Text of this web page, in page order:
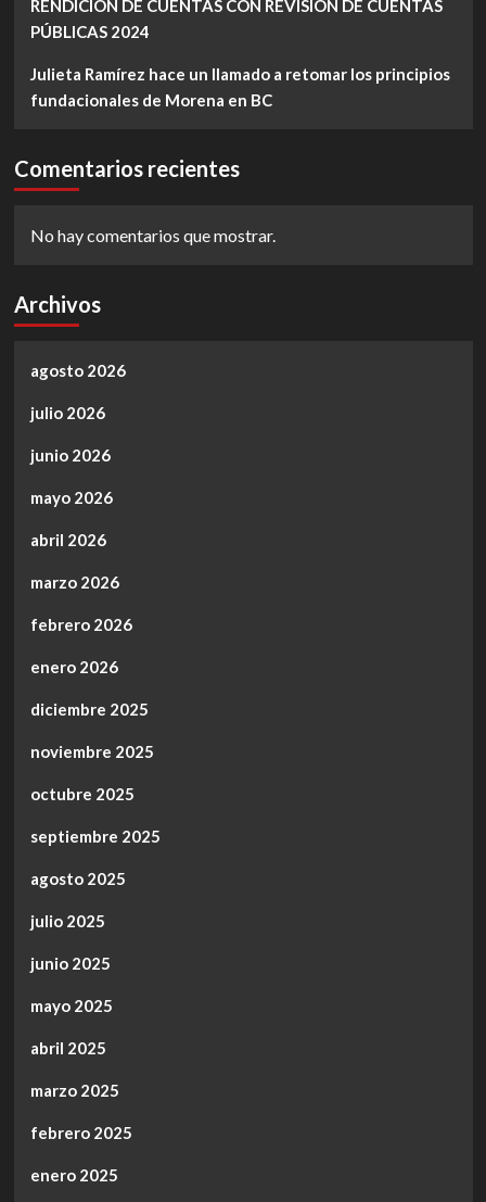
RENDICIÓN DE CUENTAS CON REVISIÓN DE CUENTAS
PÚBLICAS 2024
Julieta Ramírez hace un llamado a retomar los principios
fundacionales de Morena en BC
Comentarios recientes
No hay comentarios que mostrar.
Archivos
agosto 2026
julio 2026
junio 2026
mayo 2026
abril 2026
marzo 2026
febrero 2026
enero 2026
diciembre 2025
noviembre 2025
octubre 2025
septiembre 2025
agosto 2025
julio 2025
junio 2025
mayo 2025
abril 2025
marzo 2025
febrero 2025
enero 2025